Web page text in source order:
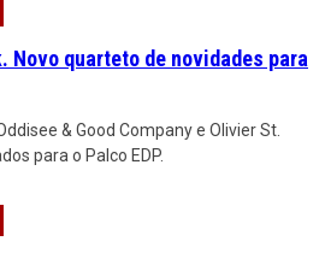
Novo quarteto de novidades para
& Good Company e Olivier St.
para o Palco EDP.